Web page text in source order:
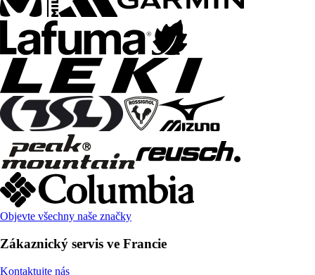
Objevte všechny naše značky
Zákaznický servis ve Francie
Kontaktujte nás